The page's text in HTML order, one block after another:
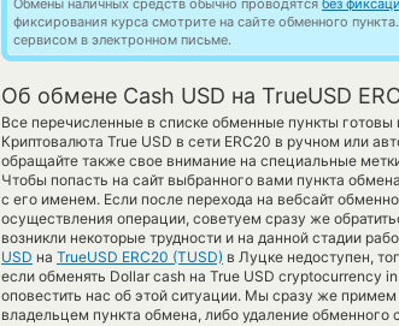
Обмены наличных средств обычно проводятся без
фиксирования курса смотрите на сайте обменного
сервисом в электронном письме.
Об обмене Cash USD на TrueUSD
Все перечисленные в списке обменные пункты
Криптовалюта True USD в сети ERC20 в ручном или
обращайте также свое внимание на специальные
Чтобы попасть на сайт выбранного вами пункта
с его именем. Если после перехода на вебсайт
осуществления операции, советуем сразу же
возникли некоторые трудности и на данной стадии
USD на TrueUSD ERC20 (TUSD) в Луцке недоступен,
если обменять Dollar cash на True USD cryptocurrency
оповестить нас об этой ситуации. Мы сразу же
владельцем пункта обмена, либо удаление обменного